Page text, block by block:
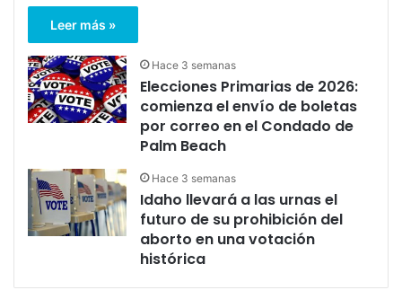
Leer más »
Hace 3 semanas
Elecciones Primarias de 2026:
comienza el envío de boletas
por correo en el Condado de
Palm Beach
Hace 3 semanas
Idaho llevará a las urnas el
futuro de su prohibición del
aborto en una votación
histórica